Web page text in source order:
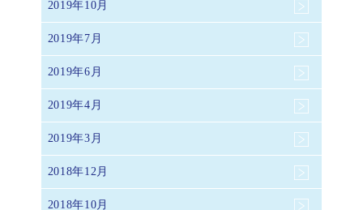
2019年10月
2019年7月
2019年6月
2019年4月
2019年3月
2018年12月
2018年10月